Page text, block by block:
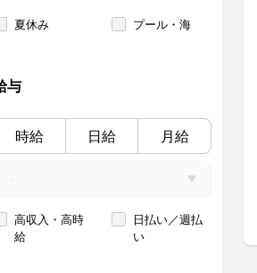
夏休み プール・海
与
時給 日給 月給
高収入・高時
給
日払い／週払
い